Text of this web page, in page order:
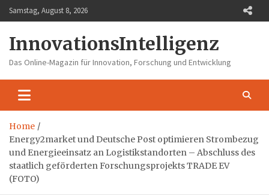
Skip
to
Samstag, August 8, 2026
InnovationsIntelligenz
Das Online-Magazin für Innovation, Forschung und Entwicklung
Home
Energy2market und Deutsche Post optimieren Strombezug
und Energieeinsatz an Logistikstandorten – Abschluss des
staatlich geförderten Forschungsprojekts TRADE EV
(FOTO)